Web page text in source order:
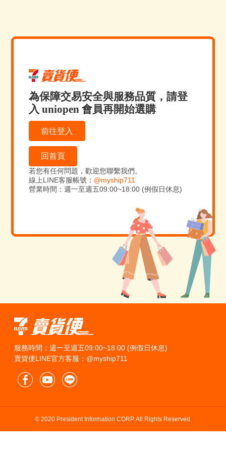
為保障交易安全與服務品質，請登
入 uniopen 會員再開始選購
前往登入
回首頁
若您有任何問題，歡迎您聯繫我們。
線上LINE客服帳號： @myship711
營業時間：週一至週五09:00~18:00 (例假日休息)
服務時間：週一至週五09:00~18:00 (例假日休息)
賣貨便LINE官方客服：@myship711
© 2020 President Information CORP. All Rights Reserved.